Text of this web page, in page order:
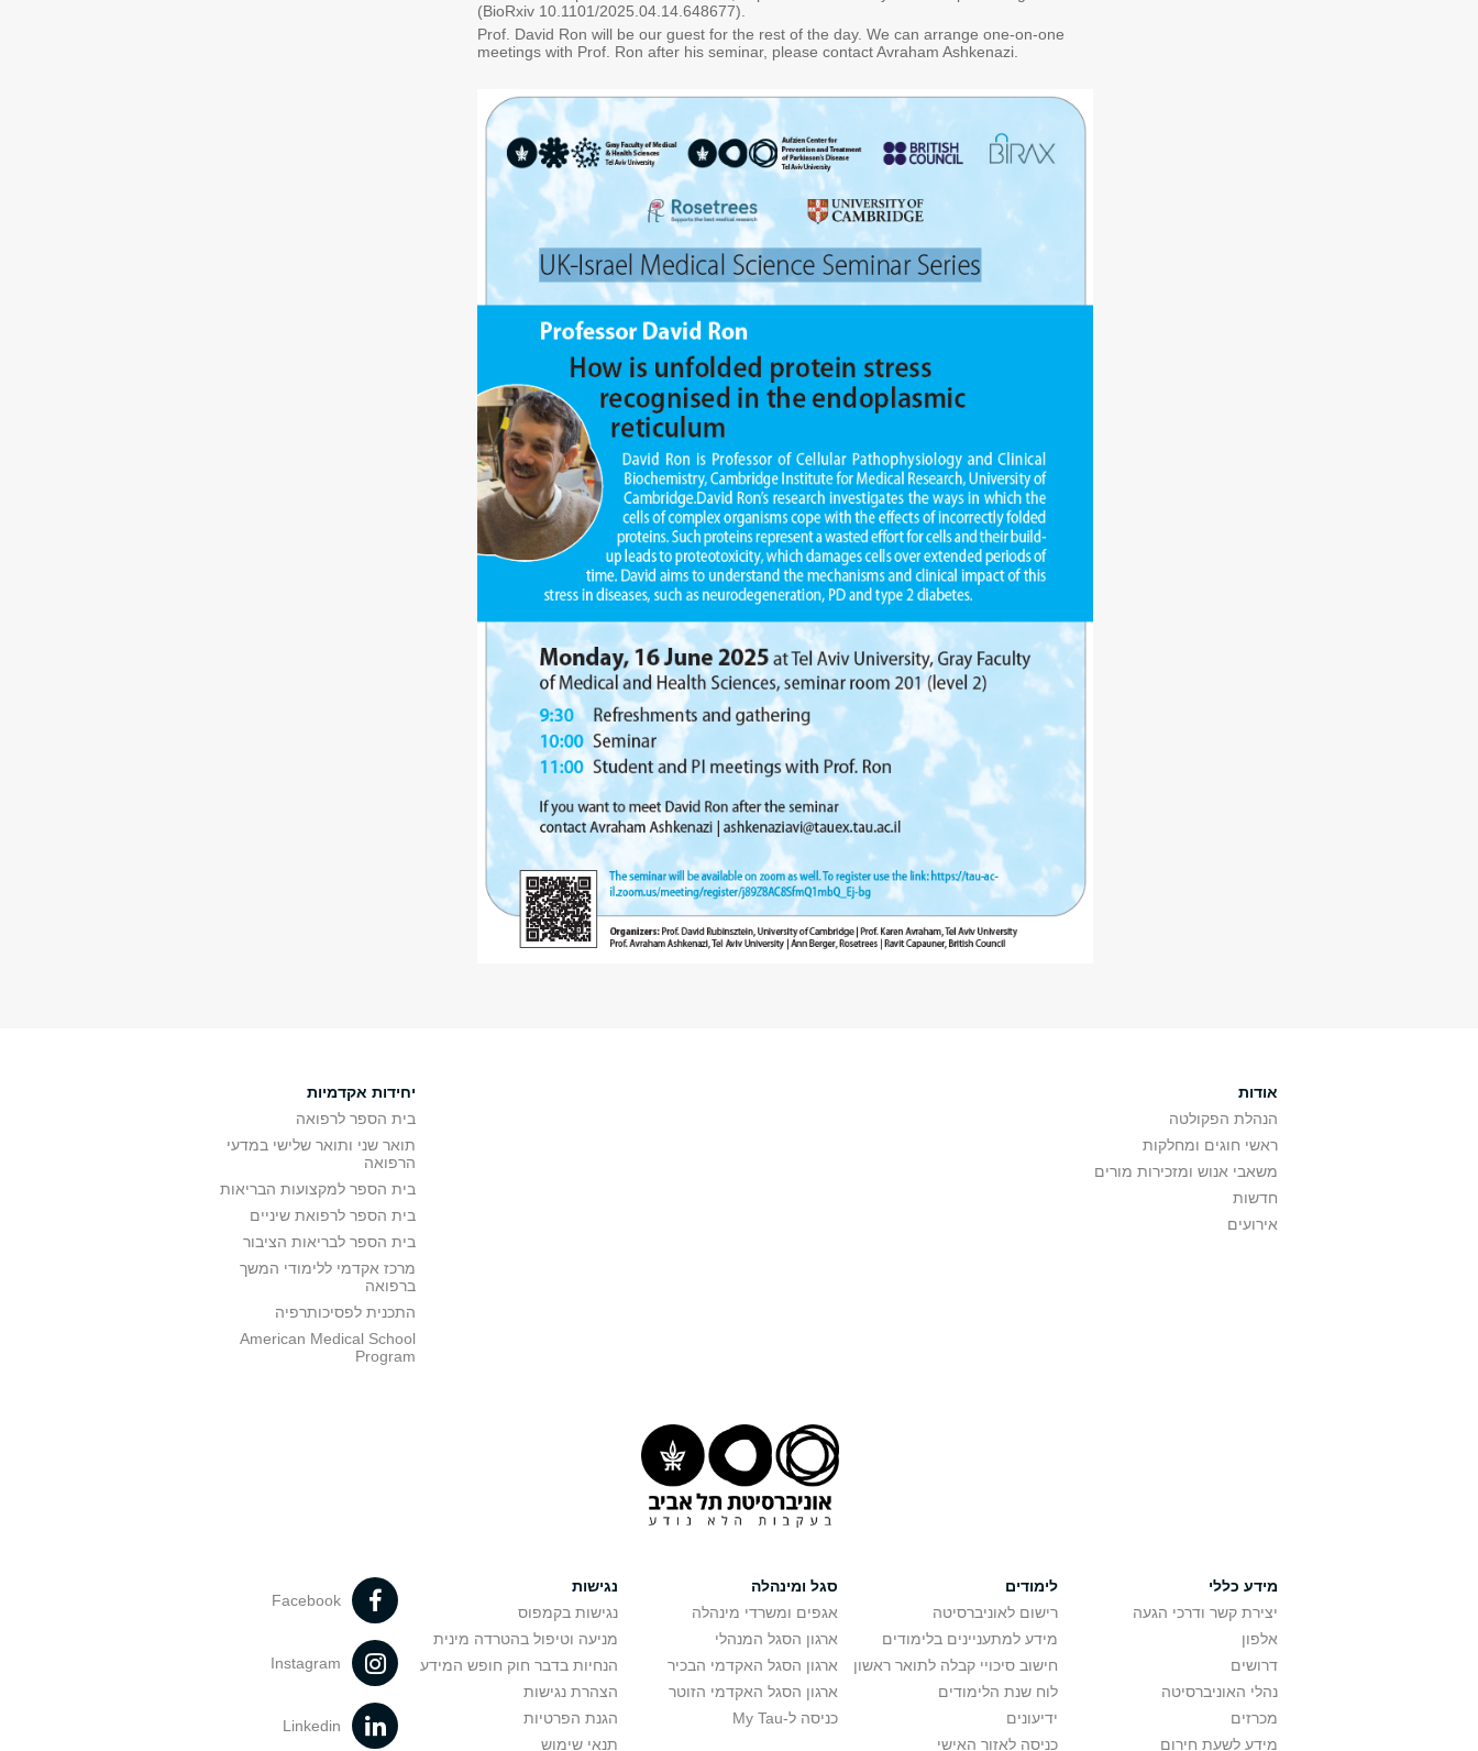
(BioRxiv 10.1101/2025.04.14.648677).
Prof. David Ron will be our guest for the rest of the day. We can arrange one-on-one
meetings with Prof. Ron after his seminar, please contact Avraham Ashkenazi.
אודות
הנהלת הפקולטה
ראשי חוגים ומחלקות
משאבי אנוש ומזכירות מורים
חדשות
אירועים
יחידות אקדמיות
בית הספר לרפואה
תואר שני ותואר שלישי במדעי
הרפואה
בית הספר למקצועות הבריאות
בית הספר לרפואת שיניים
בית הספר לבריאות הציבור
מרכז אקדמי ללימודי המשך
ברפואה
התכנית לפסיכותרפיה
American Medical School
Program
מידע כללי
יצירת קשר ודרכי הגעה
אלפון
דרושים
נהלי האוניברסיטה
מכרזים
מידע לשעת חירום
לימודים
רישום לאוניברסיטה
מידע למתעניינים בלימודים
חישוב סיכויי קבלה לתואר ראשון
לוח שנת הלימודים
ידיעונים
כניסה לאזור האישי
סגל ומינהלה
אגפים ומשרדי מינהלה
ארגון הסגל המנהלי
ארגון הסגל האקדמי הבכיר
ארגון הסגל האקדמי הזוטר
כניסה ל-My Tau
נגישות
נגישות בקמפוס
מניעה וטיפול בהטרדה מינית
הנחיות בדבר חוק חופש המידע
הצהרת נגישות
הגנת הפרטיות
תנאי שימוש
Facebook
Instagram
Linkedin